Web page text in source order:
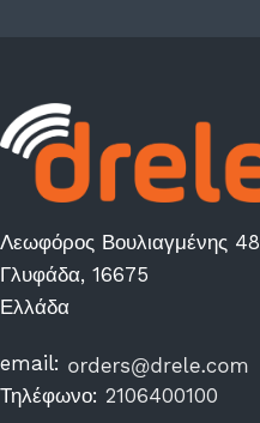
Λεωφόρος Βουλιαγμένης 48
Γλυφάδα, 16675
Ελλάδα
email:
Τηλέφωνο: 2106400100